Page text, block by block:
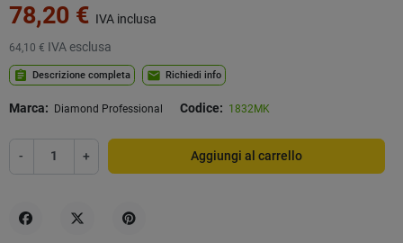
78,20 € IVA inclusa
64,10 € IVA esclusa
assignment Descrizione completa mail Richiedi info
Marca: Diamond Professional Codice: 1832MK
- + Aggiungi al carrello